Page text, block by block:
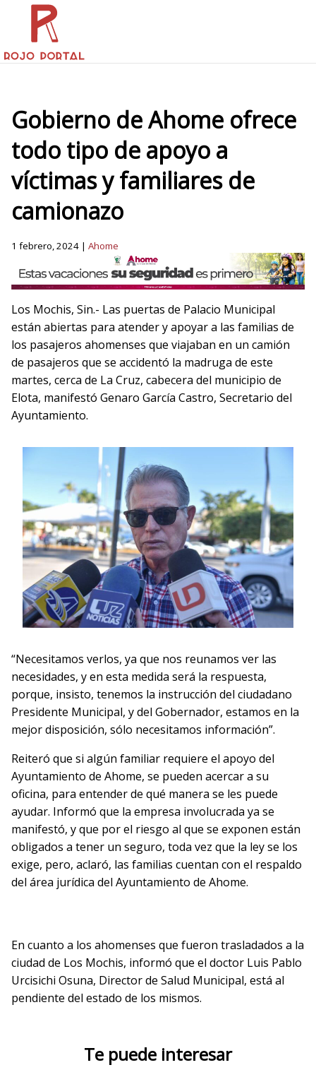
Gobierno de Ahome ofrece
todo tipo de apoyo a
víctimas y familiares de
camionazo
1 febrero, 2024 | Ahome
Los Mochis, Sin.- Las puertas de Palacio Municipal
están abiertas para atender y apoyar a las familias de
los pasajeros ahomenses que viajaban en un camión
de pasajeros que se accidentó la madruga de este
martes, cerca de La Cruz, cabecera del municipio de
Elota, manifestó Genaro García Castro, Secretario del
Ayuntamiento.
“Necesitamos verlos, ya que nos reunamos ver las
necesidades, y en esta medida será la respuesta,
porque, insisto, tenemos la instrucción del ciudadano
Presidente Municipal, y del Gobernador, estamos en la
mejor disposición, sólo necesitamos información”.
Reiteró que si algún familiar requiere el apoyo del
Ayuntamiento de Ahome, se pueden acercar a su
oficina, para entender de qué manera se les puede
ayudar. Informó que la empresa involucrada ya se
manifestó, y que por el riesgo al que se exponen están
obligados a tener un seguro, toda vez que la ley se los
exige, pero, aclaró, las familias cuentan con el respaldo
del área jurídica del Ayuntamiento de Ahome.
En cuanto a los ahomenses que fueron trasladados a la
ciudad de Los Mochis, informó que el doctor Luis Pablo
Urcisichi Osuna, Director de Salud Municipal, está al
pendiente del estado de los mismos.
Te puede interesar